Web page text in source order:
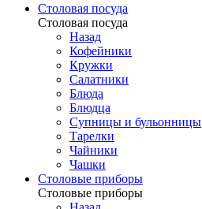
Столовая посуда
Столовая посуда
Назад
Кофейники
Кружки
Салатники
Блюда
Блюдца
Супницы и бульонницы
Тарелки
Чайники
Чашки
Cтоловые приборы
Cтоловые приборы